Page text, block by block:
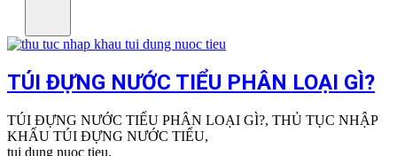
TÚI ĐỰNG NƯỚC TIỂU PHÂN LOẠI GÌ?
TÚI ĐỰNG NƯỚC TIỂU PHÂN LOẠI GÌ?, THỦ TỤC NHẬP
KHẨU TÚI ĐỰNG NƯỚC TIỂU,
tui dung nuoc tieu,